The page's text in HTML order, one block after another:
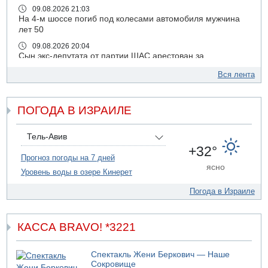
09.08.2026 21:03
На 4-м шоссе погиб под колесами автомобиля мужчина
лет 50
09.08.2026 20:04
Сын экс-депутата от партии ШАС арестован за
09.08.2026 19:36
Кешет (Верхняя Галилея)
09.08.2026 19:10
Двое погибших при столкновении автомобилей на 1
шоссе
подземного арсенала "Хизбаллы"
09.08.2026 18:19
Ради церемонии закладки нового поселения ЦАХАЛ
выгнал из дома палестинскую семью
Вся лента
ПОГОДА В ИЗРАИЛЕ
Тель-Авив
Прогноз погоды на 7 дней
Уровень воды в озере Кинерет
+32°
ясно
Погода в Израиле
КАССА BRAVO! *3221
Спектакль Жени Беркович — Наше
Сокровище